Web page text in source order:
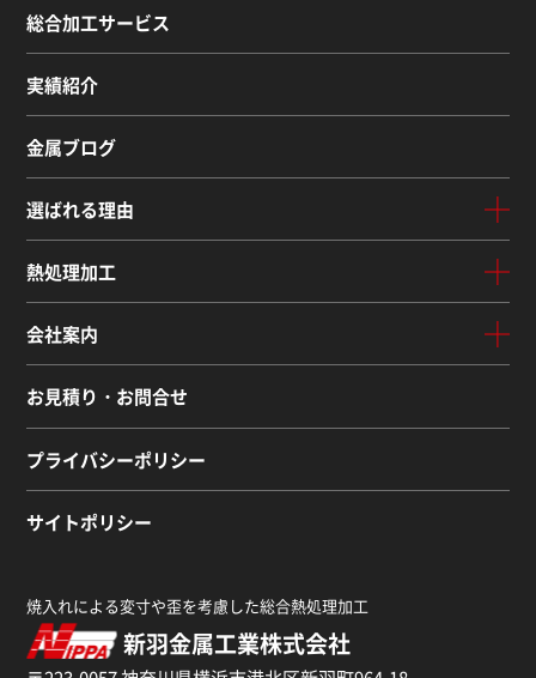
総合加工サービス
実績紹介
金属ブログ
選ばれる理由
熱処理加工
会社案内
お見積り・お問合せ
プライバシーポリシー
サイトポリシー
焼入れによる変寸や歪を考慮した総合熱処理加工
新羽金属工業株式会社